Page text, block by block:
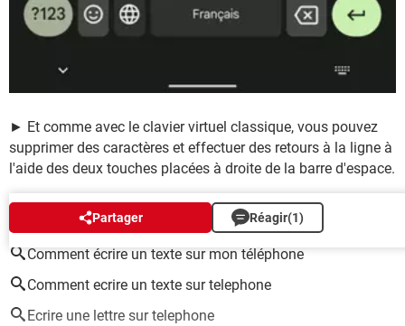
► Et comme avec le clavier virtuel classique, vous pouvez
supprimer des caractères et effectuer des retours à la ligne à
l'aide des deux touches placées à droite de la barre d'espace.
Partager Réagir(1)
AUTOUR DU MÊME SUJET
Comment écrire un texte sur mon téléphone
Comment ecrire un texte sur telephone
Ecrire une lettre sur telephone